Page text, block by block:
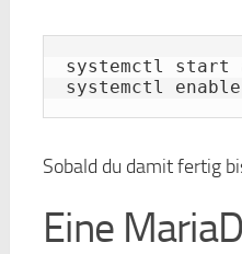
systemctl start
systemctl enable
Sobald du damit fertig
Eine